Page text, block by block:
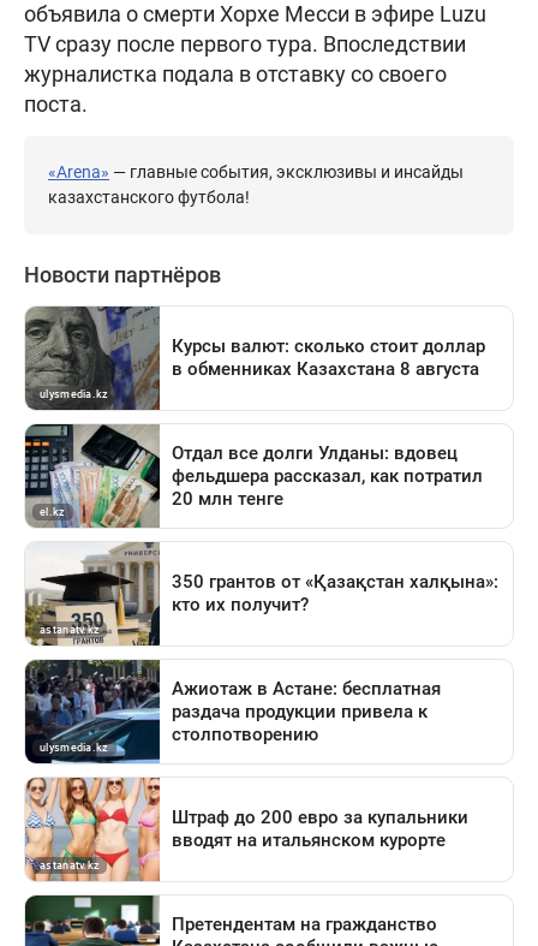
объявила о смерти Хорхе Месси в эфире Luzu
TV сразу после первого тура. Впоследствии
журналистка подала в отставку со своего
поста.
«Arena» — главные события, эксклюзивы и инсайды
казахстанского футбола!